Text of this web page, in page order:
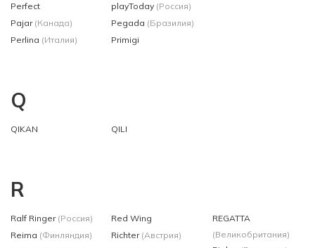
Perfect
Pajar (Канада)
Perlina (Италия)
playToday (Россия)
Pegada (Бразилия)
Primigi
Q
QIKAN QILI
R
Ralf Ringer (Россия)
Reima (Финляндия)
Red Wing
Richter (Австрия)
REGATTA
(Великобритания)